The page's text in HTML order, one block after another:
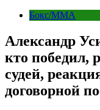
Бокс/MMA
Александр
кто победил,
судей,
договорной